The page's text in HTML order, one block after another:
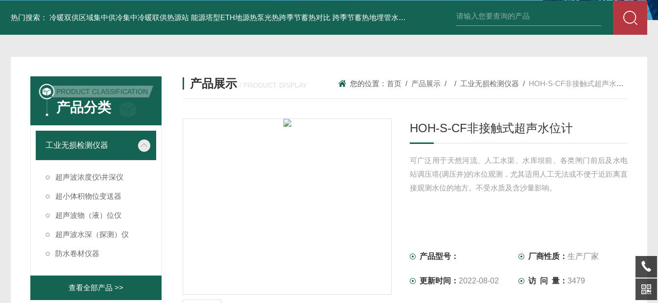
热门搜索： 冷暖双供区域集中供冷集中冷暖联供热源站 能源塔型ETH地源热泵光热跨季节蓄热对比 跨季节蓄热地埋管水池湖面储热技术研究对比 中深浅层地源热泵空调系统运行故障诊断修复 冷暖双
PRODUCT CLASSIFICATION
产品分类
工业无损检测仪器
超声波浓度仪\井深仪
超小体积物位变送器
超声波物（液）位仪
超声波水深（探测）仪
防水卷材仪器
查看全部产品 >>
产品展示 / PRODUCT DISPLAY 您的位置：首页 / 产品展示 / / 工业无损检测仪器 / HOH-S-CF非接触式超声水位计
HOH-S-CF非接触式超声水位计
可广泛用于天然河流、人工水渠、水库坝前、各类闸门前后及水电
站调压塔(调压井)的水位观测，尤其适用人工无法或不便于近距离直
接观测水位的地方。不受水质及含沙量影响。
产品型号： 厂商性质：生产厂家
更新时间： 2022-08-02 访 问 量：3479